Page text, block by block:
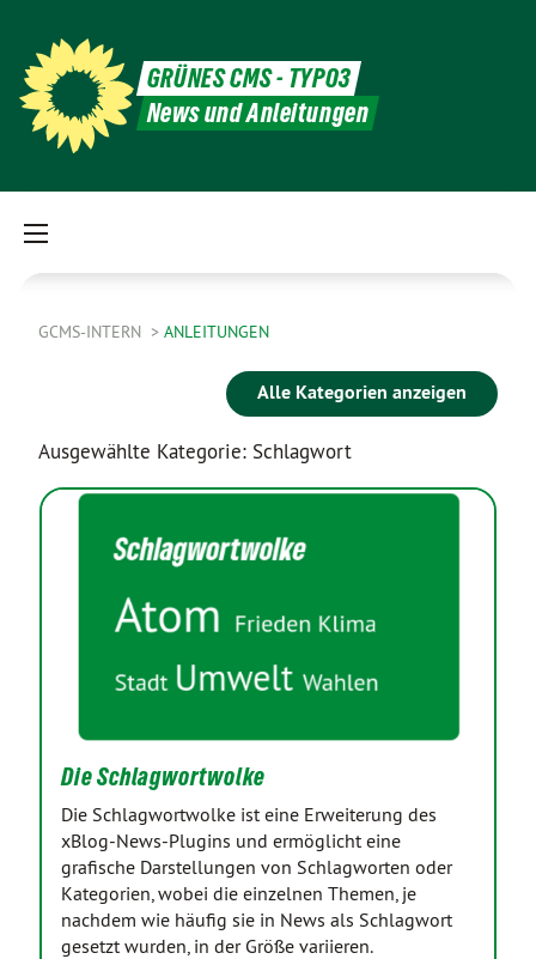
GRÜNES CMS - TYPO3
News und Anleitungen
GCMS-INTERN ANLEITUNGEN
Alle Kategorien anzeigen
Ausgewählte Kategorie: Schlagwort
Die Schlagwortwolke
Die Schlagwortwolke ist eine Erweiterung des
xBlog-News-Plugins und ermöglicht eine
grafische Darstellungen von Schlagworten oder
Kategorien, wobei die einzelnen Themen, je
nachdem wie häufig sie in News als Schlagwort
gesetzt wurden, in der Größe variieren.